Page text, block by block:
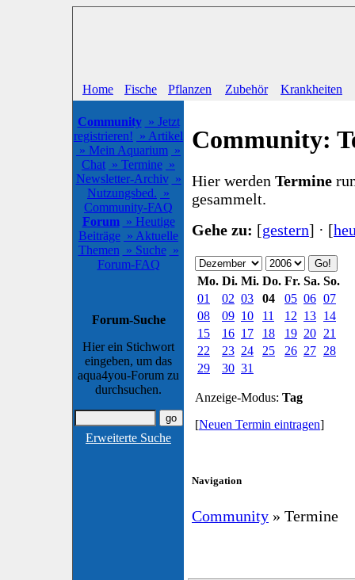
Home Fische Pflanzen Zubehör Krankheiten
Community » Jetzt
registrieren! » Artikel
» Mein Aquarium »
Chat » Termine »
Newsletter-Archiv »
Nutzungsbed. »
Community-FAQ
Forum » Heutige
Beiträge » Aktuelle
Themen » Suche »
Forum-FAQ
Forum-Suche
Hier ein Stichwort
eingeben, um das
aqua4you-Forum zu
durchsuchen.
Erweiterte Suche
Community:
Hier werden Termine
gesammelt.
Gehe zu: [gestern] · [
Mo. Di. Mi. Do. Fr. Sa. So.
01
02 03 04 05 06 07
08
09 10 11 12 13 14
15
16 17 18 19 20 21
22
23 24 25 26 27 28
29
30 31
Anzeige-Modus: Tag
[Neuen Termin eintragen]
Navigation
Community » Termine